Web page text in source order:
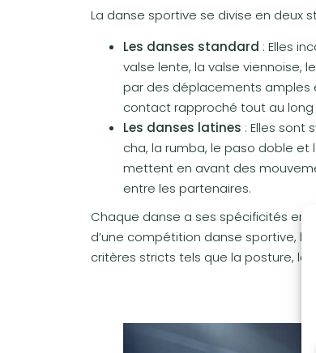
La danse sportive se divise en deux
Les danses standard : Elles
valse lente, la valse viennoise,
par des déplacements amples
contact rapproché tout au
Les danses latines : Elles sont
cha, la rumba, le paso doble
mettent en avant des
entre les partenaires.
Chaque danse a ses spécificités en
d’une compétition danse sportive,
critères stricts tels que la posture, la